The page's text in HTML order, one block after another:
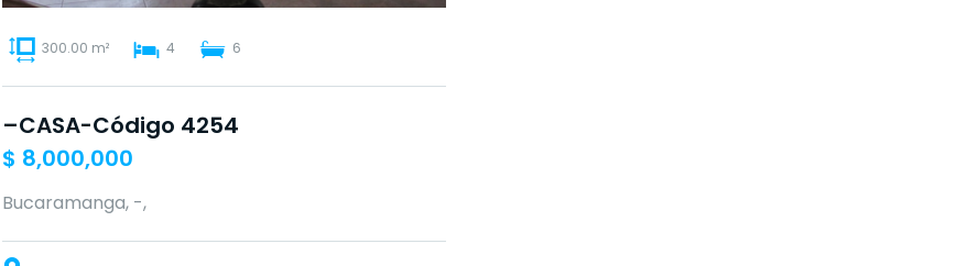
300.00 m² 4 6
–CASA-Código 4254
$ 8,000,000
Bucaramanga, -,